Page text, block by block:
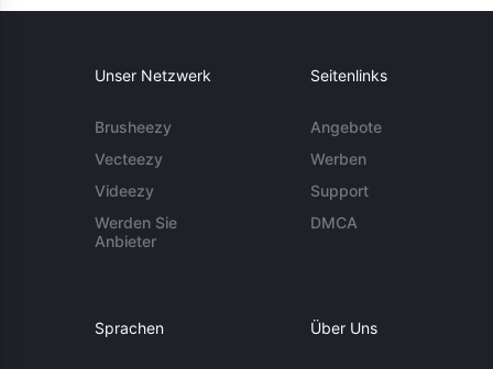
Unser Netzwerk
Brusheezy
Vecteezy
Videezy
Werden Sie
Anbieter
Seitenlinks
Angebote
Werben
Support
DMCA
Sprachen Über Uns